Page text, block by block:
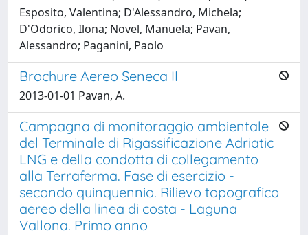
Esposito, Valentina; D'Alessandro, Michela;
D'Odorico, Ilona; Novel, Manuela; Pavan,
Alessandro; Paganini, Paolo
Brochure Aereo Seneca II
2013-01-01 Pavan, A.
Campagna di monitoraggio ambientale
del Terminale di Rigassificazione Adriatic
LNG e della condotta di collegamento
alla Terraferma. Fase di esercizio -
secondo quinquennio. Rilievo topografico
aereo della linea di costa - Laguna
Vallona. Primo anno